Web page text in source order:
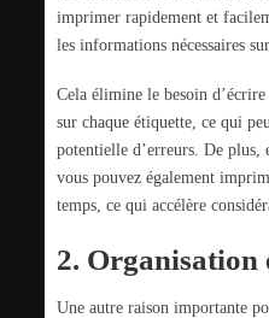
imprimer rapidement et
les informations nécessaires
Cela élimine le besoin
sur chaque étiquette, ce qui
potentielle d’erreurs. De plus,
vous pouvez également
temps, ce qui accélère
2. Organisation
Une autre raison importante